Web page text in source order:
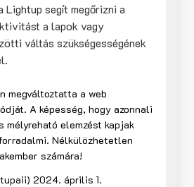
Lightup segít megőrizni a
a lapok vagy
váltás szükségességének
megváltoztatta a web
A képesség, hogy azonnali
mélyreható elemzést kapjak
Nélkülözhetetlen
számára!
2024. április 1.